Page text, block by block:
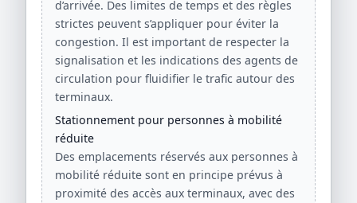
d’arrivée. Des limites de temps et des règles
strictes peuvent s’appliquer pour éviter la
congestion. Il est important de respecter la
signalisation et les indications des agents de
circulation pour fluidifier le trafic autour des
terminaux.
Stationnement pour personnes à mobilité
réduite
Des emplacements réservés aux personnes à
mobilité réduite sont en principe prévus à
proximité des accès aux terminaux, avec des